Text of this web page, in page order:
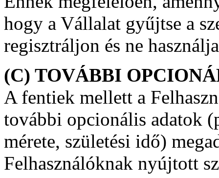
hogy a Vállalat gyűjtse a
regisztráljon és ne
(C) TOVÁBBI
A fentiek mellett a
további opcionális adatok
mérete, születési idő)
Felhasználóknak nyújtott